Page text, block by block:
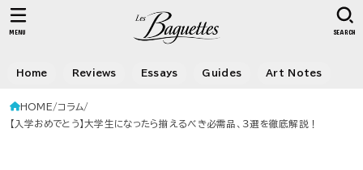
Home Reviews Essays Guides Art Notes
SEARCH
MENU
HOME
コラム
【入学おめでとう】大学生になったら揃えるべき必需品、３選を徹底解説！